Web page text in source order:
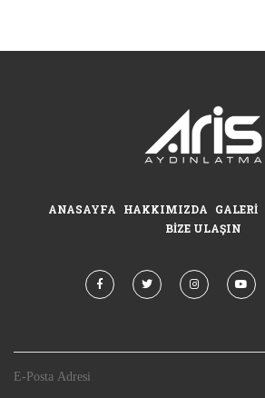
ANASAYFA HAKKIMIZDA GALERI
BIZE ULAŞIN